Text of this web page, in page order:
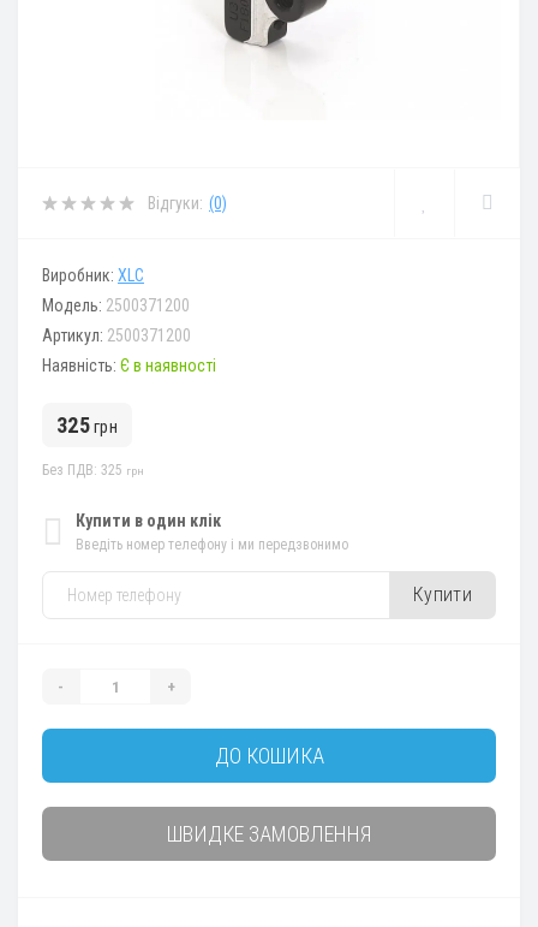
Відгуки: (0)
Виробник: XLC
Модель: 2500371200
Артикул: 2500371200
Наявність: Є в наявності
325грн
Без ПДВ: 325 грн
Купити в один клік
Введіть номер телефону і ми передзвонимо
Купити
- +
ДО КОШИКА
ШВИДКЕ ЗАМОВЛЕННЯ